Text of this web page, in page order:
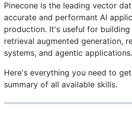
Pinecone is the leading vector
accurate and performant AI
production. It's useful for building
retrieval augmented generation,
systems, and agentic applications.
Here's everything you need to
summary of all available skills.